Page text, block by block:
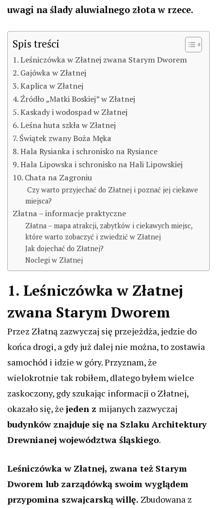
uwagi na ślady aluwialnego złota w rzece.
Spis treści
1. Leśniczówka w Złatnej zwana Starym Dworem
2. Gajówka w Złatnej
3. Kaplica w Złatnej
4. Źródło „Matki Boskiej” w Złatnej
5. Kaskady i wodospad w Złatnej
6. Leśna huta szkła w Złatnej
7. Świątek zwany Boża Męka
8. Hala Rysianka i schronisko na Rysiance
9. Hala Lipowska i schronisko na Hali Lipowskiej
10. Chata na Zagroniu
Czy warto przyjechać do Złatnej i poznać jej ciekawe
miejsca?
Złatna – informacje praktyczne
Złatna – mapa atrakcji, zabytków i ciekawych miejsc,
które warto zobaczyć i zwiedzić w Złatnej
Jak dojechać do Złatnej?
Noclegi w Złatnej
1. Leśniczówka w Złatnej
zwana Starym Dworem
Przez Złatną zazwyczaj się przejeżdża, jedzie do
końca drogi, a gdy już dalej nie można, to zostawia
samochód i idzie w góry. Przyznam, że
wielokrotnie tak robiłem, dlatego byłem wielce
zaskoczony, gdy szukając informacji o Złatnej,
okazało się, że jeden z mijanych zazwyczaj
budynków znajduje się na Szlaku Architektury
Drewnianej województwa śląskiego.
Leśniczówka w Złatnej, zwana też Starym
Dworem lub zarządówką swoim wyglądem
przypomina szwajcarską willę. Zbudowana z